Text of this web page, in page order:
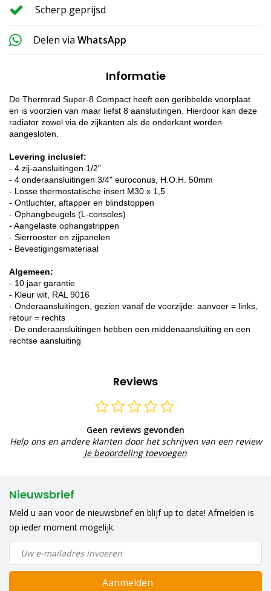
Scherp geprijsd
Delen via WhatsApp
Informatie
De Thermrad Super-8 Compact heeft een geribbelde voorplaat
en is voorzien van maar liefst 8 aansluitingen. Hierdoor kan deze
radiator zowel via de zijkanten als de onderkant worden
aangesloten.
Levering inclusief:
- 4 zij-aansluitingen 1/2"
- 4 onderaansluitingen 3/4" euroconus, H.O.H. 50mm
- Losse thermostatische insert M30 x 1,5
- Ontluchter, aftapper en blindstoppen
- Ophangbeugels (L-consoles)
- Aangelaste ophangstrippen
- Sierrooster en zijpanelen
- Bevestigingsmateriaal
Algemeen:
- 10 jaar garantie
- Kleur wit, RAL 9016
- Onderaansluitingen, gezien vanaf de voorzijde: aanvoer = links,
retour = rechts
- De onderaansluitingen hebben een middenaansluiting en een
rechtse aansluiting
Reviews
Geen reviews gevonden
Help ons en andere klanten door het schrijven van een review
Je beoordeling toevoegen
Nieuwsbrief
Meld u aan voor de nieuwsbrief en blijf up to date! Afmelden is
op ieder moment mogelijk.
Aanmelden